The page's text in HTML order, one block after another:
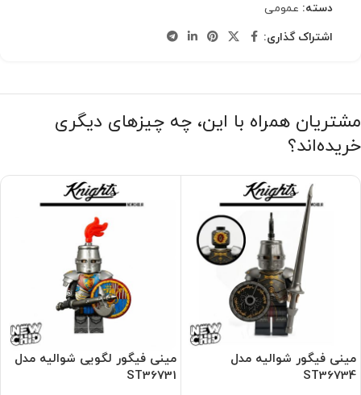
دسته: عمومی
اشتراک گذاری:
مشتریان همراه با این، چه چیزهای دیگری
خریده‌اند؟
مینی فیگور شوالیه مدل
ST36734
مینی فیگور لگویی شوالیه مدل
ST36731